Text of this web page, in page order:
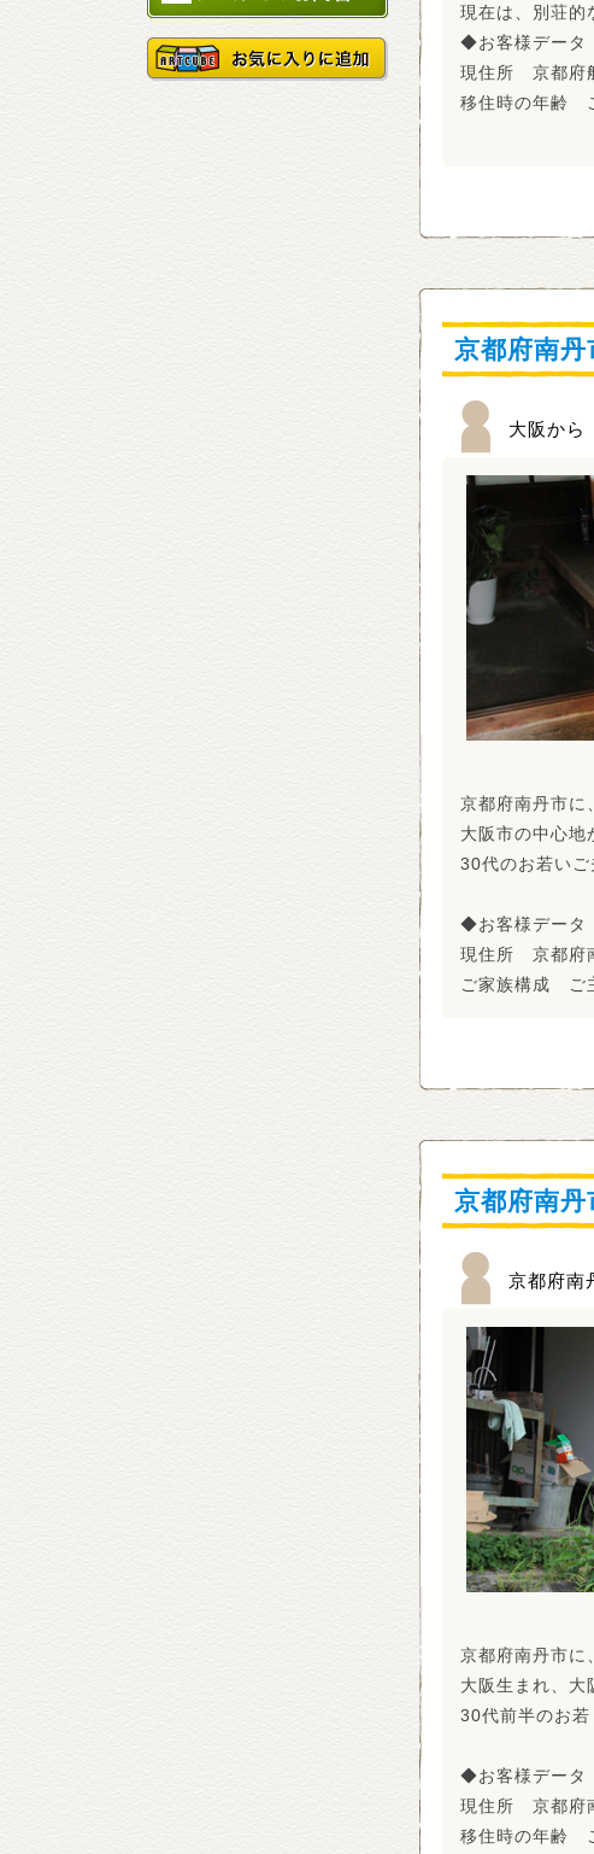
現在は、別荘的
◆お客様データ
現住所 京都
移住時の年齢
京都府南
大阪から
京都府南丹市に
大阪市の中心地
30代のお若いご
◆お客様データ
現住所 京都
ご家族構成 ご
京都府南
京都府南
京都府南丹市に
大阪生まれ、大
30代前半のお若
◆お客様データ
現住所 京都
移住時の年齢